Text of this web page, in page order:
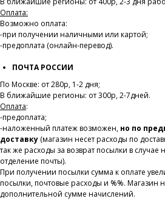
Оплата:
Возможно оплата:
-при получении наличными или картой;
-предоплата (онлайн-перевод).
ПОЧТА РОССИИ
По Москве: от 280р, 1-2 дня;
В ближайшие регионы: от 300р, 2-7дней.
Оплата:
-предоплата;
-наложенный платеж возможен, но по
доставку (магазин несет расходы по
так же расходы за возврат посылки в случае
отделение почты).
При получении посылки сумма к оплате
посылки, почтовые расходы и %%. Магазин
дополнительной сумме начислений.